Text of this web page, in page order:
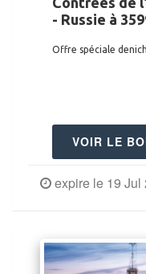
- Russie à
Offre spéciale
VOIR LE
expire le 19 Jul